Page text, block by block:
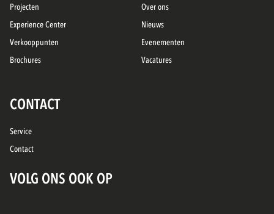
Projecten
Experience Center
Verkooppunten
Brochures
Over ons
Nieuws
Evenementen
Vacatures
CONTACT
Service
Contact
VOLG ONS OOK OP